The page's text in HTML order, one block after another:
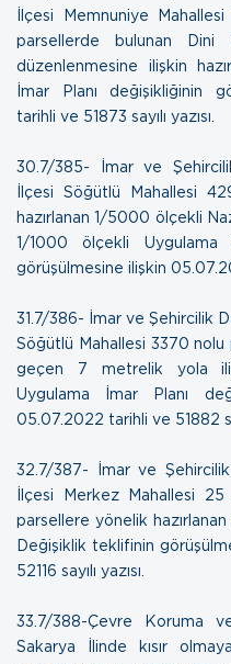
İlçesi Memnuniye
parsellerde bulunan
düzenlenmesine ilişkin
İmar Planı değişikliğinin
tarihli ve 51873 sayılı yazısı.
30.7/385- İmar ve
İlçesi Söğütlü Mahallesi
hazırlanan 1/5000 ölçekli
1/1000 ölçekli Uygulama
görüşülmesine ilişkin
31.7/386- İmar ve Şehircilik
Söğütlü Mahallesi 3370
geçen 7 metrelik yola
Uygulama İmar Planı
05.07.2022 tarihli ve 51882
32.7/387- İmar ve Şehircilik
İlçesi Merkez Mahallesi
parsellere yönelik
Değişiklik teklifinin
52116 sayılı yazısı.
33.7/388-Çevre Koruma ve
Sakarya İlinde kısır